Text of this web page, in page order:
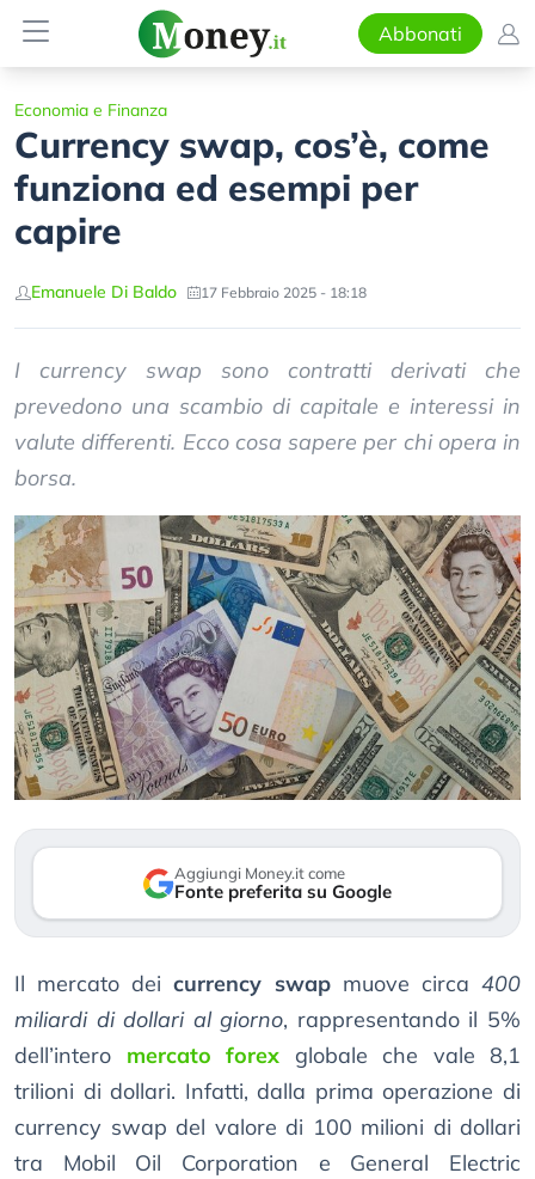
Abbonati
Economia e Finanza
Currency swap, cos’è, come
funziona ed esempi per
capire
Emanuele Di Baldo 17 Febbraio 2025 - 18:18
I currency swap sono contratti derivati che
prevedono una scambio di capitale e interessi in
valute differenti. Ecco cosa sapere per chi opera in
borsa.
Aggiungi Money.it come
Fonte preferita su Google
Il mercato deicurrency swapmuove circa400
miliardi di dollari al giorno, rappresentando il 5%
dell’intero mercato forex globale che vale 8,1
trilioni di dollari. Infatti, dalla prima operazione di
currency swap del valore di 100 milioni di dollari
tra Mobil Oil Corporation e General Electric